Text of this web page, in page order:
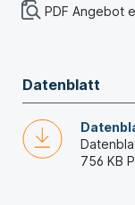
PDF Angebot
Datenblatt
756 KB